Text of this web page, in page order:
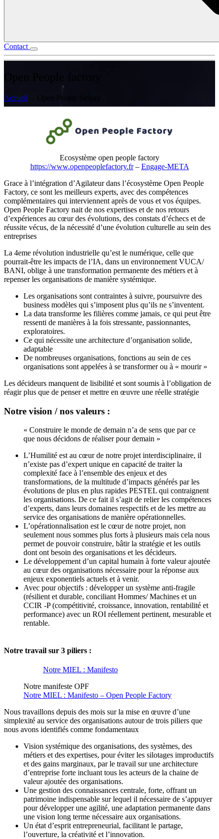
Contact
Accueil Open People factory
Ecosystème open people factory
https://www.openpeoplefactory.fr– Engage-META
Grace à l’intégration d’Agilateur dans l’écosystème Open People
Factory, ce sont les meilleurs experts, avec des compétences
complémentaires qui interviennent après de vous et vos équipes.
Open People Factory nait de nos expertises et de nos retours
d’expériences au cœur des évolutions, des constats d’échecs et de
réussite vécus, de la nécessité d’une évolution culturelle au sein des
entreprises
La 4eme révolution industrielle qu’est le numérique, celle que
pourrait-être les impacts de l’IA, dans un environnement VUCA/
BANI, oblige à une transformation permanente des métiers et à
repenser les organisations de manière systémique.
Les organisations sont contraintes à suivre, poursuivre des
business modèles qui s’imposent plus qu’ils ne s’inventent.
La data transforme les filières comme jamais, ce qui peut être
ressenti de manières à la fois stressante, passionnantes,
exploratoires.
Ce qui nécessite une architecture d’organisation solide,
adaptable
De nombreuses organisations, fonctions au sein de ces
organisations sont appelées à se transformer ou à « mourir »
Les décideurs manquent de lisibilité et sont soumis à l’obligation de
réagir plus que de penser et mettre en œuvre une réelle stratégie
Notre vision / nos valeurs :
« Construire le monde de demain n’a de sens que par ce
que nous décidons de réaliser pour demain »
L’Humilité est au cœur de notre projet interdisciplinaire, il
n’existe pas d’expert unique en capacité de traiter la
complexité face à l’ensemble des enjeux et des
transformations, de la multitude d’impacts générés par les
évolutions de plus en plus rapides PESTEL qui contraignent
les organisations. De ce fait il s’agit de relier les compétences
d’experts, dans leurs domaines respectifs et de les mettre au
service des organisations de manière opérationnelles.
L’opérationnalisation est le cœur de notre projet, non
seulement nous sommes plus forts à plusieurs mais cela nous
permet de pouvoir construire, bâtir la stratégie et les outils
dont ont besoin des organisations et les décideurs.
Le développement d’un capital humain à forte valeur ajoutée
au cœur des organisations nécessaire pour la réponse aux
enjeux exponentiels actuels et à venir.
Avec pour objectifs : développer un système anti-fragile
(résilient et durable, conciliant Hommes/ Machines et un
CCIR -P (compétitivité, croissance, innovation, rentabilité et
performance) avec un ROI réellement pertinent, mesurable et
rentable.
Notre travail sur 3 piliers :
Notre MIEL : Manifesto
Notre manifeste OPF
Notre MIEL : Manifesto – Open People Factory
Nous travaillons depuis des mois sur la mise en œuvre d’une
simplexité au service des organisations autour de trois piliers que
nous avons identifiés comme fondamentaux
Vision systémique des organisations, des systèmes, des
métiers et des expertises, pour éviter les silotages improductifs
et des gains marginaux, par le travail sur une architecture
d’entreprise forte incluant tous les acteurs de la chaine de
valeur ajoutée des organisations.
Une gestion des connaissances centrale, forte, offrant un
patrimoine indispensable sur lequel il nécessaire de s’appuyer
pour développer une agilité, une adaptation permanente dans
une vision long terme nécessaire aux organisations.
Un état d’esprit entrepreneurial, facilitant le partage,
l’ouverture, la créativité et l’innovation.